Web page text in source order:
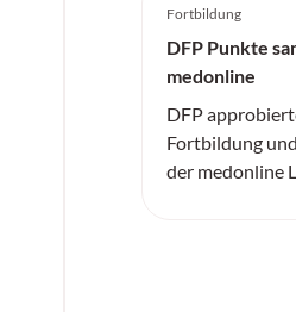
Fortbildung
DFP Punkte
medonline
DFP
Fortbildung
der medonline